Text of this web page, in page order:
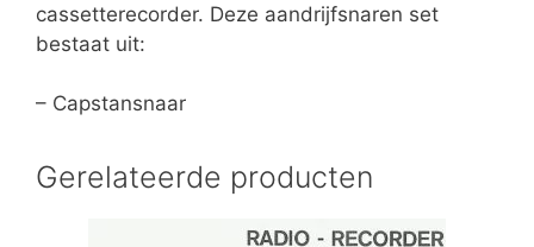
cassetterecorder. Deze aandrijfsnaren set
bestaat uit:
– Capstansnaar
Gerelateerde producten